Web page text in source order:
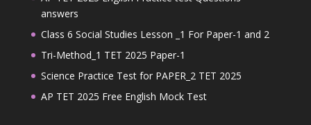
answers
Class 6 Social Studies Lesson _1 For Paper-1 and 2
Tri-Method_1 TET 2025 Paper-1
Science Practice Test for PAPER_2 TET 2025
AP TET 2025 Free English Mock Test